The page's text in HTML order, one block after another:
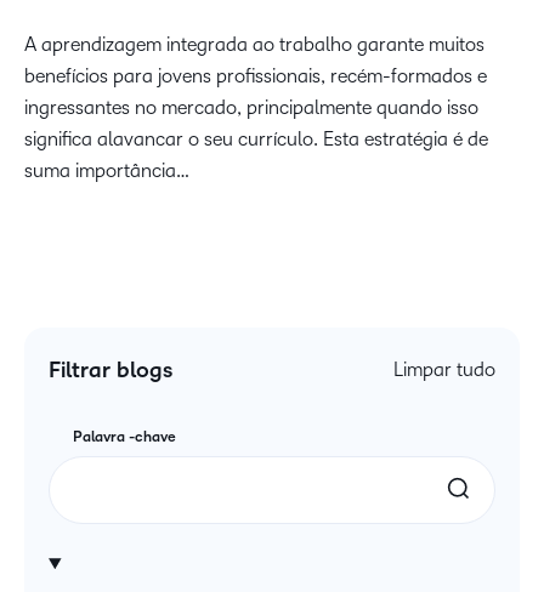
A aprendizagem integrada ao trabalho garante muitos
benefícios para jovens profissionais, recém-formados e
ingressantes no mercado, principalmente quando isso
significa alavancar o seu currículo. Esta estratégia é de
suma importância…
Filtrar blogs Limpar tudo
Palavra -chave